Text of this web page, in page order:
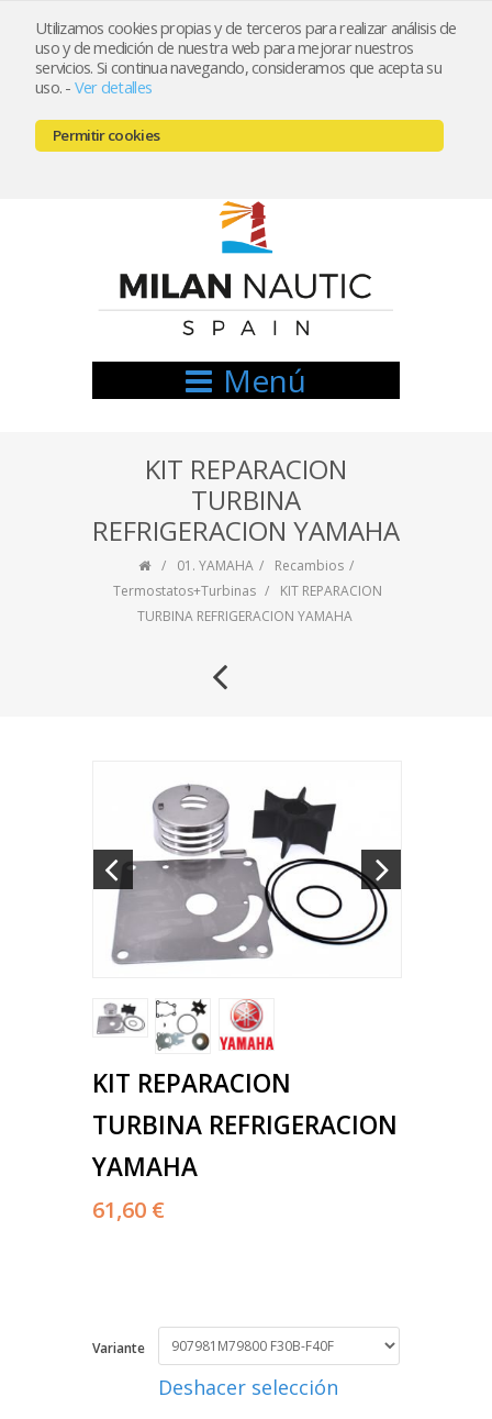
Utilizamos cookies propias y de terceros para realizar análisis de
uso y de medición de nuestra web para mejorar nuestros
servicios. Si continua navegando, consideramos que acepta su
uso. - Ver detalles
Permitir cookies
Registrarse Mi cuenta
666521122 // 654999333
Menú
KIT REPARACION
TURBINA
REFRIGERACION YAMAHA
01. YAMAHA
Recambios
Termostatos+Turbinas
KIT REPARACION
TURBINA REFRIGERACION YAMAHA
KIT REPARACION
TURBINA REFRIGERACION
YAMAHA
61,60 €
Variante
Deshacer selección